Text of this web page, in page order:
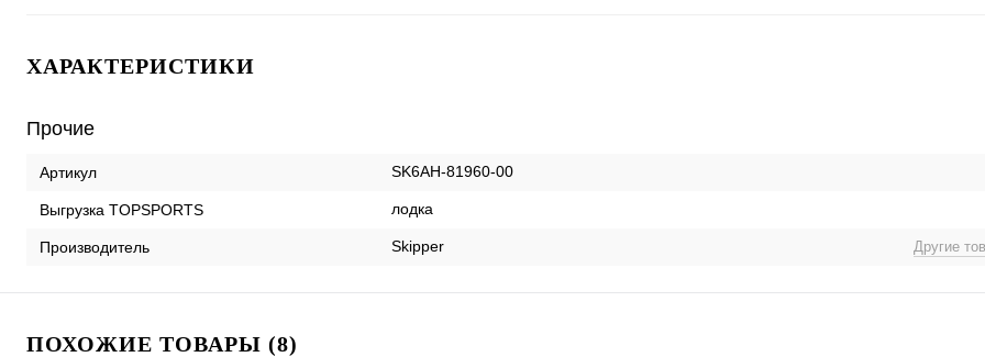
ХАРАКТЕРИСТИКИ
Прочие
Артикул SK6AH-81960-00
Выгрузка TOPSPORTS лодка
Производитель Skipper Другие
ПОХОЖИЕ ТОВАРЫ (8)